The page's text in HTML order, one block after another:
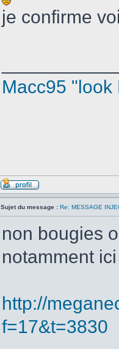
je confirme
Macc95 "look
Sujet du message : Re: MESSAGE
non bougies
notamment ici
http://
f=17&t=3830